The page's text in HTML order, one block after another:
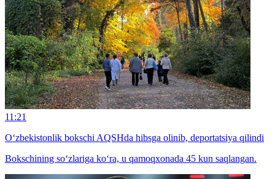
11:21
O‘zbekistonlik bokschi AQSHda hibsga olinib, deportatsiya qilindi
Bokschining so‘zlariga ko‘ra, u qamoqxonada 45 kun saqlangan.